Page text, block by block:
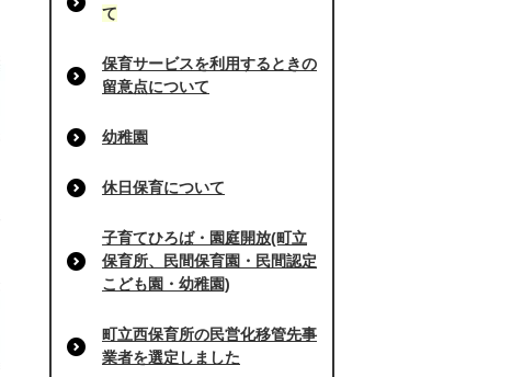
て
保育サービスを利用するときの
留意点について
幼稚園
休日保育について
子育てひろば・園庭開放(町立
保育所、民間保育園・民間認定
こども園・幼稚園)
町立西保育所の民営化移管先事
業者を選定しました